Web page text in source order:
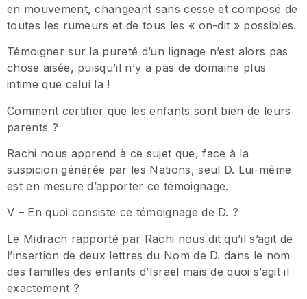
en mouvement, changeant sans cesse et composé de
toutes les rumeurs et de tous les « on-dit » possibles.
Témoigner sur la pureté d’un lignage n’est alors pas
chose aisée, puisqu’il n’y a pas de domaine plus
intime que celui la !
Comment certifier que les enfants sont bien de leurs
parents ?
Rachi nous apprend à ce sujet que, face à la
suspicion générée par les Nations, seul D. Lui-même
est en mesure d’apporter ce témoignage.
V – En quoi consiste ce témoignage de D. ?
Le Midrach rapporté par Rachi nous dit qu’il s’agit de
l’insertion de deux lettres du Nom de D. dans le nom
des familles des enfants d’Israël mais de quoi s’agit il
exactement ?